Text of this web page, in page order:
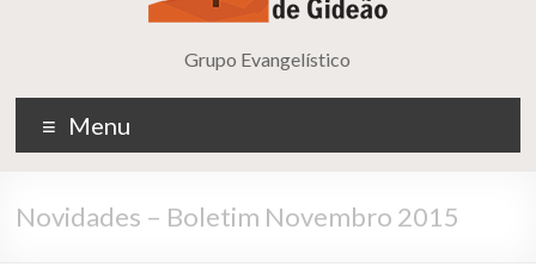
Grupo Evangelístico
Menu
Novidades – Boletim Novembro 2015